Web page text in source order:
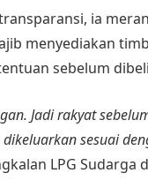
ia
menyediakan
sebelum
Jadi rakyat
sesuai
LPG Sudarga